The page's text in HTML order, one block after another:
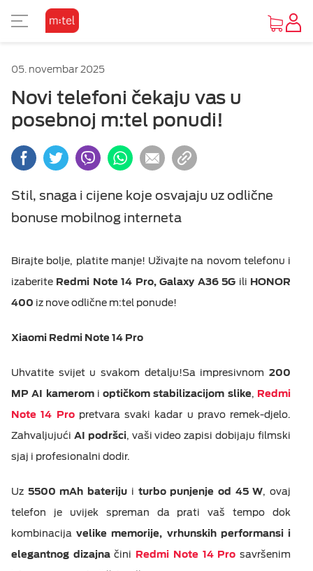
KAKO DO UREĐAJA
PONUDA UREĐAJA
IZDVAJAMO
O MTEL PAKETIMA
SA 4 USLUGE
O MTEL MOBILNOJ
PRETPLATA
DOPUNA
MOBILNI INTERNET
OSTALE USLUGE
O M:SAT TV USLUZI I PAKETIMA
M:SAT TV USLUGA
M:SAT PAKETI SA 2 USLUGE
GLEDAJ I ZABAVI SE
TV PONUDA
TV ZA PONIJETI
O MTEL INTERNETU
INTERNET PONUDA
O MTEL TELEFONIJI
POČETNA STRANA
Vijesti
Servisne informacije
DOKUMENTA
KONTAKT
Osnovni prikaz
Visoki kontrast
05. novembar 2025
Novi telefoni čekaju vas u
posebnoj m:tel ponudi!
Stil, snaga i cijene koje osvajaju uz odlične
bonuse mobilnog interneta
Birajte bolje, platite manje! Uživajte na novom telefonu i
izaberite Redmi Note 14 Pro, Galaxy A36 5G ili HONOR
400 iz nove odlične m:tel ponude!
Xiaomi Redmi Note 14 Pro
Uhvatite svijet u svakom detalju!Sa impresivnom 200
MP AI kameromioptičkom stabilizacijom slike, Redmi
Note 14 Propretvara svaki kadar u pravo remek-djelo.
Zahvaljujući AI podršci, vaši video zapisi dobijaju filmski
sjaj i profesionalni dodir.
Uz 5500 mAh bateriju i turbo punjenje od 45 W, ovaj
telefon je uvijek spreman da prati vaš tempo dok
kombinacijavelike memorije, vrhunskih performansi i
elegantnog dizajnačini Redmi Note 14 Pro savršenim